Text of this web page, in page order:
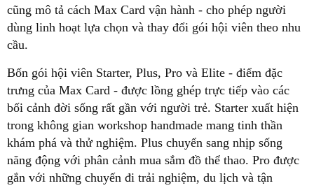
cũng mô tả cách Max Card vận hành - cho phép người
dùng linh hoạt lựa chọn và thay đổi gói hội viên theo nhu
cầu.
Bốn gói hội viên Starter, Plus, Pro và Elite - điểm đặc
trưng của Max Card - được lồng ghép trực tiếp vào các
bối cảnh đời sống rất gần với người trẻ. Starter xuất hiện
trong không gian workshop handmade mang tinh thần
khám phá và thử nghiệm. Plus chuyển sang nhịp sống
năng động với phân cảnh mua sắm đồ thể thao. Pro được
gắn với những chuyến đi trải nghiệm, du lịch và tận